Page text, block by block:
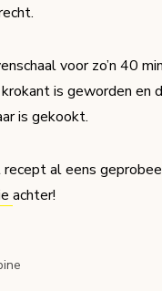
voor zo’n 40
is geworden en
is gekookt.
al eens
achter!